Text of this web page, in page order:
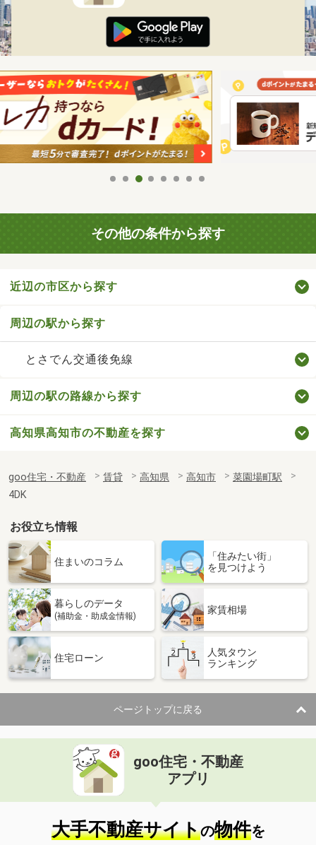
その他の条件から探す
近辺の市区から探す
周辺の駅から探す
とさでん交通後免線
周辺の駅の路線から探す
高知県高知市の不動産を探す
goo住宅・不動産 賃貸 高知県 高知市
菜園場町駅
4DK
お役立ち情報
住まいのコラム
「住みたい街」
を見つけよう
暮らしのデータ
(補助金・助成金情報)
家賃相場
住宅ローン
人気タウン
ランキング
ページトップに戻る
goo住宅・不動産
アプリ
大手不動産サイトの物件を